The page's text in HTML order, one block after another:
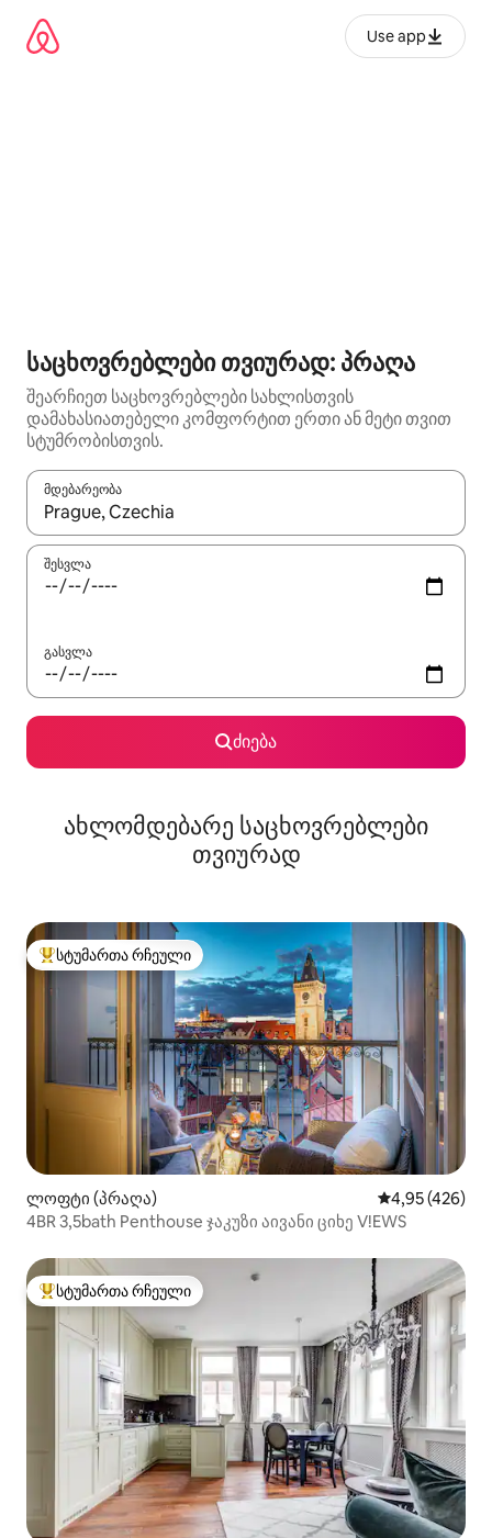
გადასვლა
Use app
საცხოვრებლები თვიურად: პრაღა
შეარჩიეთ საცხოვრებლები სახლისთვის
დამახასიათებელი კომფორტით ერთი ან მეტი თვით
სტუმრობისთვის.
მდებარეობა
როცა შედეგები ხელმისაწვდომი გახდება, ნავიგაციისთვის
შესვლა
გასვლა
ძიება
ახლომდებარე საცხოვრებლები
თვიურად
სტუმართა რჩეული მოწინავე ვარიანტი
სტუმართა რჩეული
ლოფტი (პრაღა) საშუალო
4,95 (426)
4BR 3,5bath Penthouse ჯაკუზი აივანი ციხე V!EWS
სტუმართა რჩეული მოწინავე ვარიანტი
სტუმართა რჩეული